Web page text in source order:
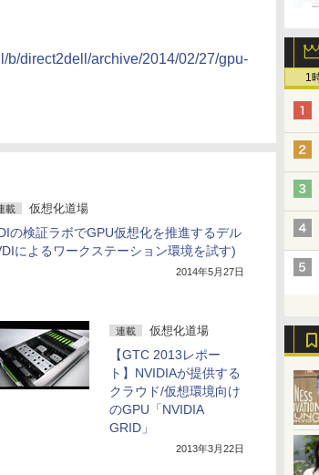
1
b/direct2dell/archive/2014/02/27/gpu-
載 仮想化道場
の検証ラボでGPU仮想化を推進するデル
によるワークステーション環境を試す)
2014年5月27日
連載 仮想化道場
【GTC 2013レポー
ト】NVIDIAが提供する
クラウド/仮想環境向け
のGPU「NVIDIA
GRID」
2013年3月22日